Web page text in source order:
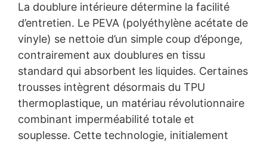
La doublure intérieure détermine la facilité
d’entretien. Le PEVA (polyéthylène acétate de
vinyle) se nettoie d’un simple coup d’éponge,
contrairement aux doublures en tissu
standard qui absorbent les liquides. Certaines
trousses intègrent désormais du TPU
thermoplastique, un matériau révolutionnaire
combinant imperméabilité totale et
souplesse. Cette technologie, initialement